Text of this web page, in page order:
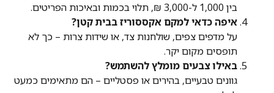
בין 1,000 ל-3,000 ₪, תלוי בכמות ובאיכות הפריטים.
איפה כדאי למקם אקססוריז בבית קטן?
על מדפים צפים, שולחנות צד, או שידות צרות – כך לא
תופסים מקום יקר.
באילו צבעים מומלץ להשתמש?
גוונים טבעיים, בהירים או פסטליים – הם מתאימים כמעט